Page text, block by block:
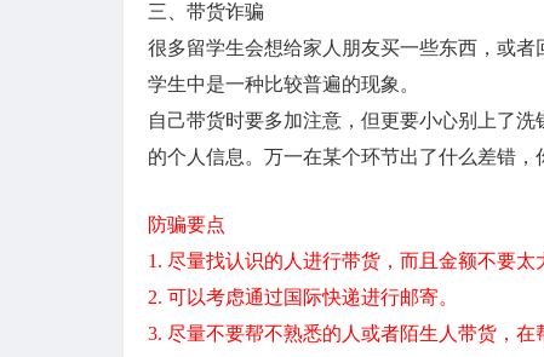
三、带货诈骗
很多留学生会想给家人朋友买一些东西，或
学生中是一种比较普遍的现象。
自己带货时要多加注意，但更要小心别上了
的个人信息。万一在某个环节出了什么差错，
防骗要点
1. 尽量找认识的人进行带货，而且金额不要太
2. 可以考虑通过国际快递进行邮寄。
3. 尽量不要帮不熟悉的人或者陌生人带货，